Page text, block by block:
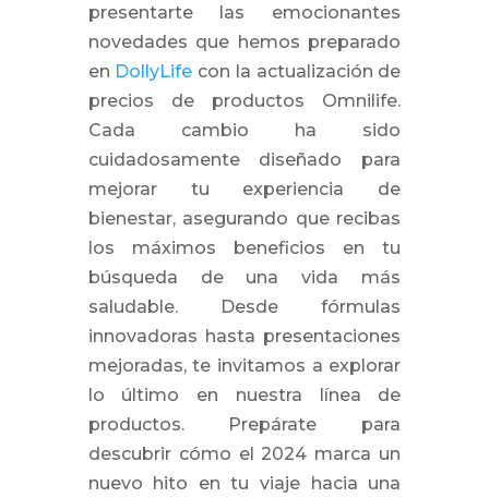
presentarte las emocionantes
novedades que hemos preparado
en DollyLife con la actualización de
precios de productos Omnilife.
Cada cambio ha sido
cuidadosamente diseñado para
mejorar tu experiencia de
bienestar, asegurando que recibas
los máximos beneficios en tu
búsqueda de una vida más
saludable. Desde fórmulas
innovadoras hasta presentaciones
mejoradas, te invitamos a explorar
lo último en nuestra línea de
productos. Prepárate para
descubrir cómo el 2024 marca un
nuevo hito en tu viaje hacia una